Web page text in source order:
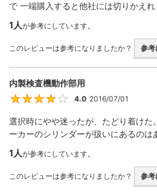
で 一端購入すると他社には切りかえれ
1人が参考にしています。
このレビューは参考になりましたか？ 参考
内製検査機動作部用
4.0 2016/07/01
選択時にやや迷ったが、たどり着けた
ーカーのシリンダーが扱いにあるのは
1人が参考にしています。
このレビューは参考になりましたか？ 参考